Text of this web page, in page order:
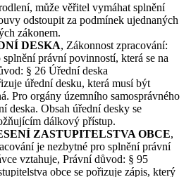
může věřitel vymáhat splnění
odstoupit za podmínek ujednaných
zákonem.
DESKA, Zákonnost zpracování:
právní povinností, která se na
§ 26 Úřední deska
úřední desku, která musí být
Pro orgány územního samosprávného
deska. Obsah úřední desky se
dálkový přístup.
ZASTUPITELSTVA OBCE,
je nezbytné pro splnění právní
vztahuje, Právní důvod: § 95
obce se pořizuje zápis, který